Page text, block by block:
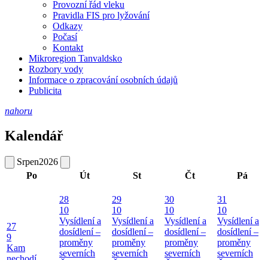
Provozní řád vleku
Pravidla FIS pro lyžování
Odkazy
Počasí
Kontakt
Mikroregion Tanvaldsko
Rozbory vody
Informace o zpracování osobních údajů
Publicita
nahoru
Kalendář
Srpen2026
Po
Út St Čt Pá
27
9
Kam
28
10
Vysídlení a
dosídlení –
proměny
severních
29
10
Vysídlení a
dosídlení –
proměny
severních
30
10
Vysídlení a
dosídlení –
proměny
severních
31
10
Vysídlení a
dosídlení –
proměny
severních